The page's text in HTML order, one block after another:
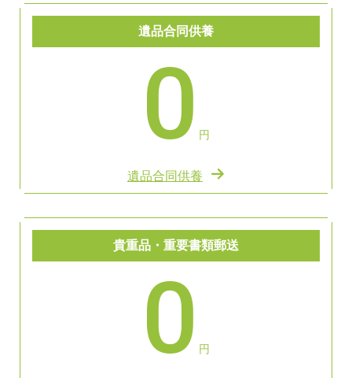
遺品合同供養
0 円
遺品合同供養
貴重品・重要書類郵送
0 円